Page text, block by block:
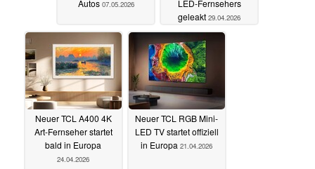
Autos 07.05.2026
LED-Fernsehers
geleakt 29.04.2026
Neuer TCL A400 4K
Art-Fernseher startet
bald in Europa
24.04.2026
Neuer TCL RGB Mini-
LED TV startet offiziell
in Europa 21.04.2026